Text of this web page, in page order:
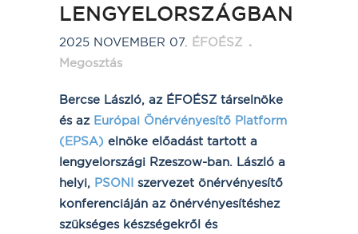
LENGYELORSZÁGBAN
2025 NOVEMBER 07. ÉFOÉSZ
Megosztás
Bercse László, az ÉFOÉSZ társelnöke
és az Európai Önérvényesítő Platform
(EPSA) elnöke előadást tartott a
lengyelországi Rzeszow-ban. László a
helyi, PSONI szervezet önérvényesítő
konferenciáján az önérvényesítéshez
szükséges készségekről és